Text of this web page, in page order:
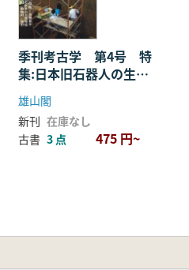
季刊考古学 第4号 特
集:日本旧石器人の生活
と技術
雄山閣
新刊 在庫なし
古書 3 点 475 円~